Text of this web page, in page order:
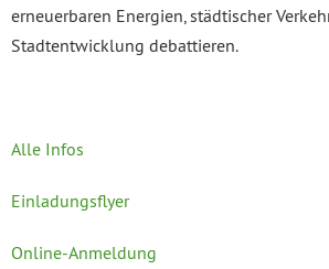
erneuerbaren Energien, städtischer
Stadtentwicklung debattieren.
Alle Infos
Einladungsflyer
Online-Anmeldung